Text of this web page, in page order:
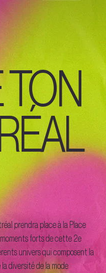
TON
prendra place à la Place
forts de cette 2e
univers qui composent la
diversité de la mode